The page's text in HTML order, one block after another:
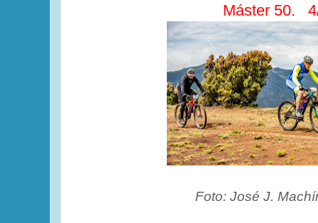
Máster 50.
Foto: José J.